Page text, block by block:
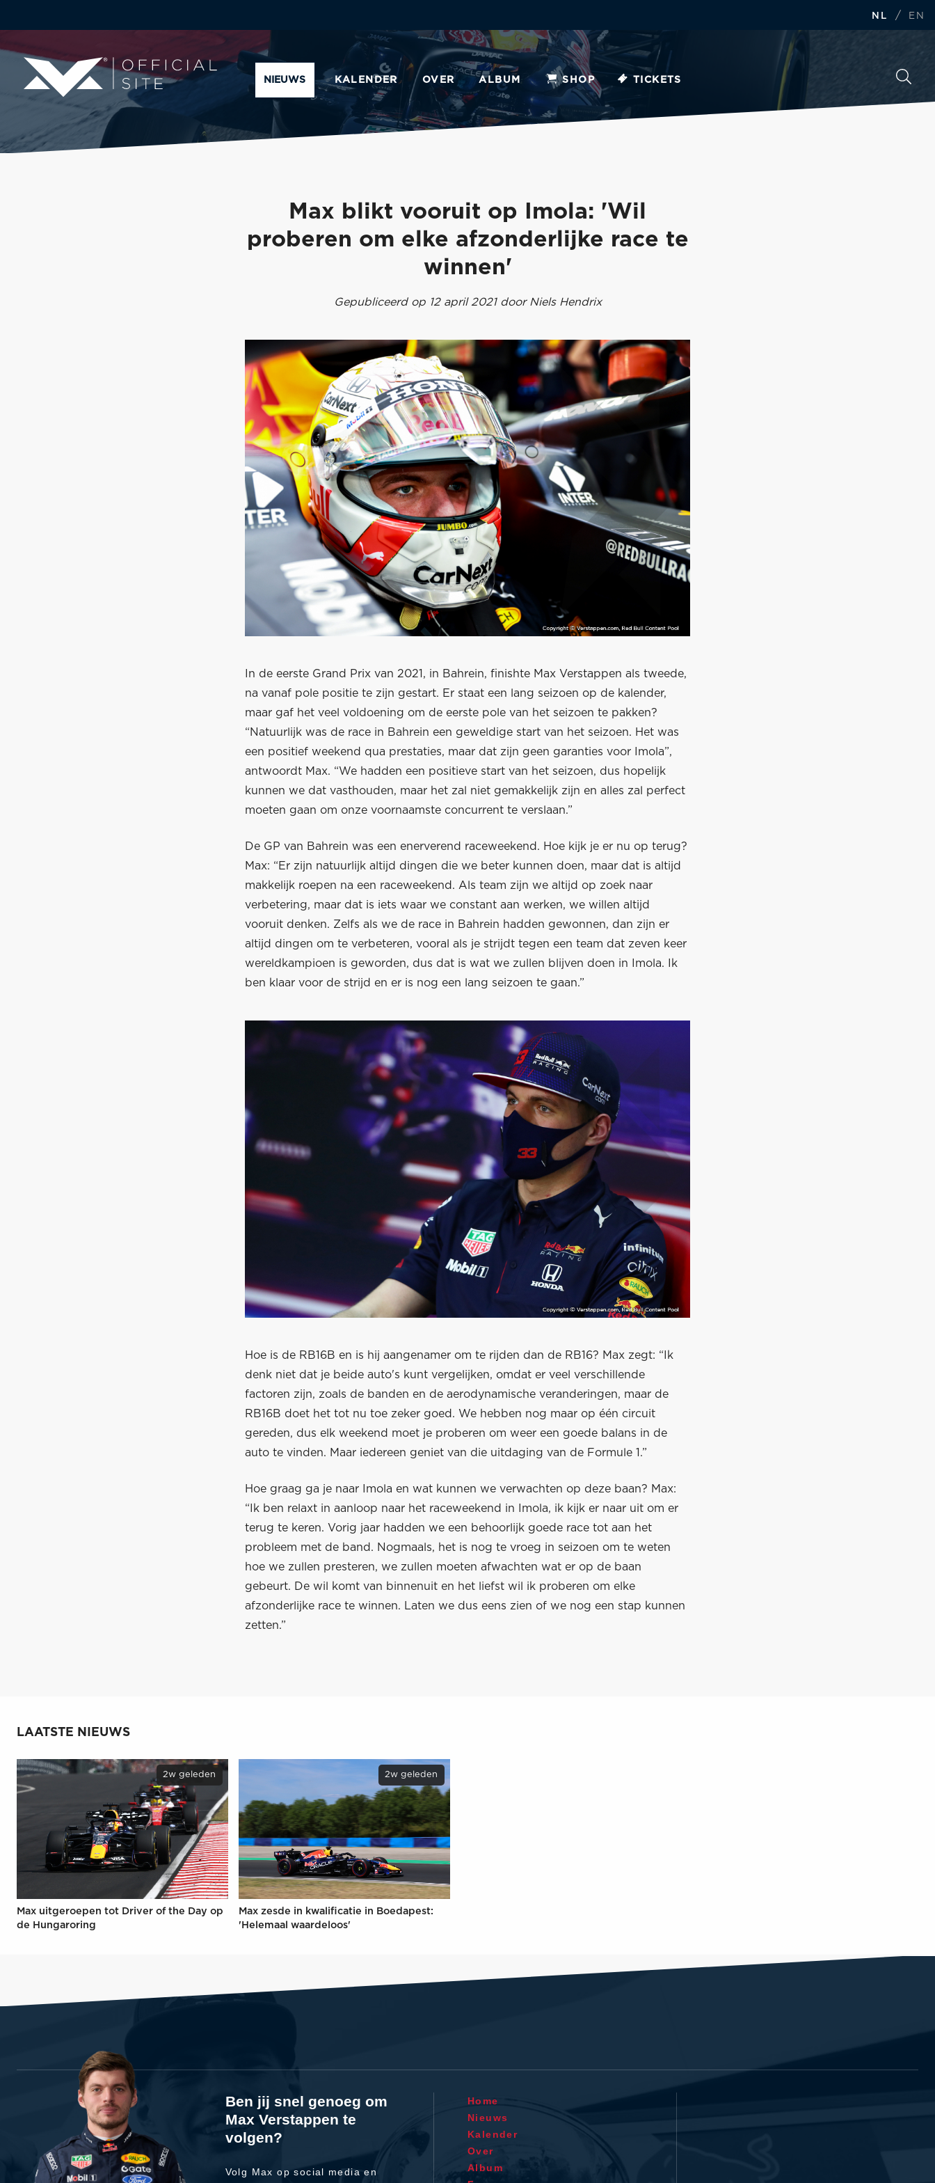
NL / EN
NIEUWS KALENDER OVER ALBUM SHOP TICKETS
Max blikt vooruit op Imola: 'Wil
proberen om elke afzonderlijke race te
winnen'
Gepubliceerd op 12 april 2021 door Niels Hendrix
In de eerste Grand Prix van 2021, in Bahrein, finishte Max Verstappen als tweede,
na vanaf pole positie te zijn gestart. Er staat een lang seizoen op de kalender,
maar gaf het veel voldoening om de eerste pole van het seizoen te pakken?
“Natuurlijk was de race in Bahrein een geweldige start van het seizoen. Het was
een positief weekend qua prestaties, maar dat zijn geen garanties voor Imola”,
antwoordt Max. “We hadden een positieve start van het seizoen, dus hopelijk
kunnen we dat vasthouden, maar het zal niet gemakkelijk zijn en alles zal perfect
moeten gaan om onze voornaamste concurrent te verslaan.”
De GP van Bahrein was een enerverend raceweekend. Hoe kijk je er nu op terug?
Max: “Er zijn natuurlijk altijd dingen die we beter kunnen doen, maar dat is altijd
makkelijk roepen na een raceweekend. Als team zijn we altijd op zoek naar
verbetering, maar dat is iets waar we constant aan werken, we willen altijd
vooruit denken. Zelfs als we de race in Bahrein hadden gewonnen, dan zijn er
altijd dingen om te verbeteren, vooral als je strijdt tegen een team dat zeven keer
wereldkampioen is geworden, dus dat is wat we zullen blijven doen in Imola. Ik
ben klaar voor de strijd en er is nog een lang seizoen te gaan.”
Hoe is de RB16B en is hij aangenamer om te rijden dan de RB16? Max zegt: “Ik
denk niet dat je beide auto's kunt vergelijken, omdat er veel verschillende
factoren zijn, zoals de banden en de aerodynamische veranderingen, maar de
RB16B doet het tot nu toe zeker goed. We hebben nog maar op één circuit
gereden, dus elk weekend moet je proberen om weer een goede balans in de
auto te vinden. Maar iedereen geniet van die uitdaging van de Formule 1.”
Hoe graag ga je naar Imola en wat kunnen we verwachten op deze baan? Max:
“Ik ben relaxt in aanloop naar het raceweekend in Imola, ik kijk er naar uit om er
terug te keren. Vorig jaar hadden we een behoorlijk goede race tot aan het
probleem met de band. Nogmaals, het is nog te vroeg in seizoen om te weten
hoe we zullen presteren, we zullen moeten afwachten wat er op de baan
gebeurt. De wil komt van binnenuit en het liefst wil ik proberen om elke
afzonderlijke race te winnen. Laten we dus eens zien of we nog een stap kunnen
zetten.”
LAATSTE NIEUWS
2w geleden
Max uitgeroepen tot Driver of the Day op
de Hungaroring
2w geleden
Max zesde in kwalificatie in Boedapest:
'Helemaal waardeloos'
Ben jij snel genoeg om
Max Verstappen te
volgen?
Volg Max op social media en
Home
Nieuws
Kalender
Over
Album